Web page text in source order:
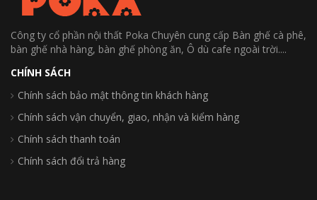
Công ty cổ phần nội thất Poka Chuyên cung cấp Bàn ghế cà phê,
bàn ghế nhà hàng, bàn ghế phòng ăn, Ô dù cafe ngoài trời....
CHÍNH SÁCH
Chính sách bảo mật thông tin khách hàng
Chính sách vận chuyển, giao, nhận và kiểm hàng
Chính sách thanh toán
Chính sách đổi trả hàng